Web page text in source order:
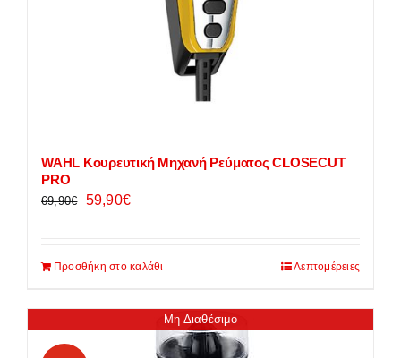
WAHL Κουρευτική Μηχανή Ρεύματος CLOSECUT
PRO
69,90€
Original
69,90€.
59,90€Η
είναι:
Προσθήκη στο καλάθι Λεπτομέρειες
Μη Διαθέσιμο